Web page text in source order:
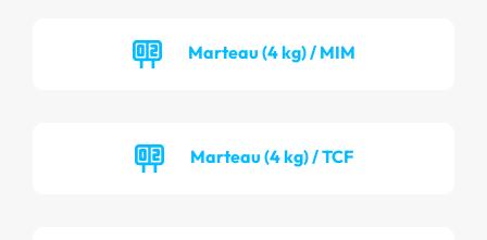
Marteau (4 kg) / MIM
Marteau (4 kg) / TCF